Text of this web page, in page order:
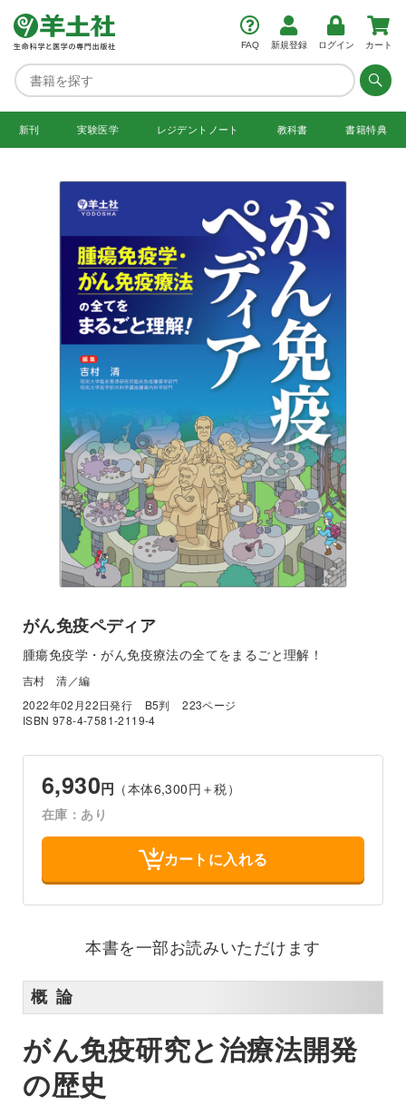
FAQ 新規登録 ログイン カート
新刊 実験医学 レジデント ノート 教科書 書籍特典
がん免疫ペディア
腫瘍免疫学・がん免疫療法の全てをまるごと理解！
吉村 清／編
2022年02月22日発行
B5判
223ページ
ISBN 978-4-7581-2119-4
6,930円 （本体6,300円＋税）
在庫：あり
カートに入れる
本書を一部お読みいただけます
概 論
がん免疫研究と治療法開発
の歴史